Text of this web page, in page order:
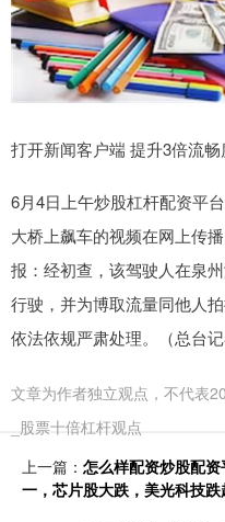
打开新闻客户端 提升3倍流畅
6月4日上午炒股杠杆配资平
大桥上飙车的视频在网上传
报：经初查，该驾驶人在泉
行驶，并为博取流量同他人
依法依规严肃处理。（总台记
文章为作者独立观点，不代表
_股票十倍杠杆观点
上一篇： 怎么样配资炒股配
一，芯片股大跌，美光科技跌